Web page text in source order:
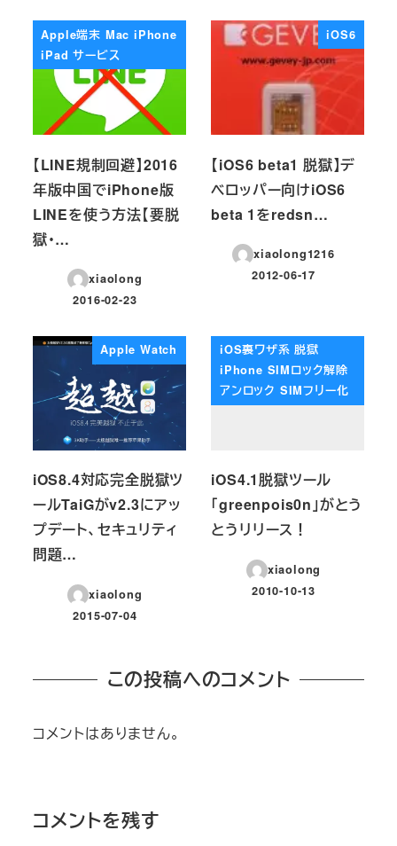
Apple端末 Mac iPhone
iPad サービス
【LINE規制回避】2016
年版中国でiPhone版
LINEを使う方法【要脱
獄・…
xiaolong
投稿日
2016-02-23
iOS6
【iOS6 beta1 脱獄】デ
ベロッパー向けiOS6
beta 1をredsn…
xiaolong1216
投稿日
2012-06-17
Apple Watch
iOS8.4対応完全脱獄ツ
ールTaiGがv2.3にアッ
プデート、セキュリティ
問題…
xiaolong
投稿日
2015-07-04
iOS裏ワザ系 脱獄
iPhone SIMロック解除
アンロック SIMフリー化
iOS4.1脱獄ツール
「greenpois0n」がとう
とうリリース！
xiaolong
投稿日
2010-10-13
この投稿へのコメント
コメントはありません。
コメントを残す